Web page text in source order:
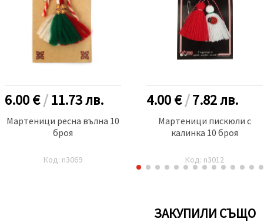
6.00 €/11.73лв.
Мартеници ресна вълна 10
броя
Код: n3069
4.00 €/7.82лв.
Мартеници пискюли с
калинка 10 броя
Код: n3012
ЗАКУПИЛИ СЪЩО